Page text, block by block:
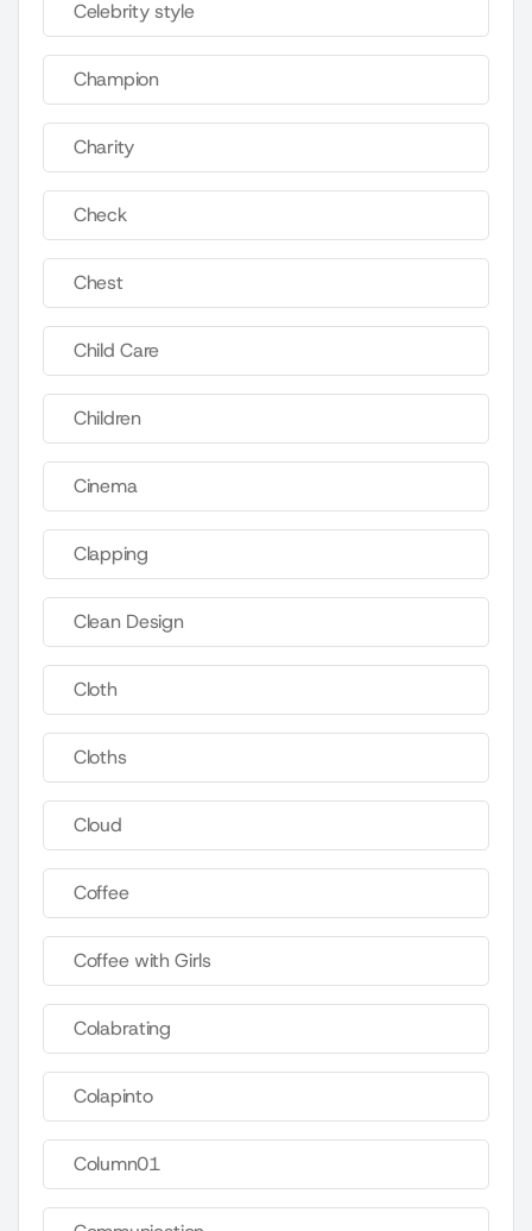
Celebrity style
Champion
Charity
Check
Chest
Child Care
Children
Cinema
Clapping
Clean Design
Cloth
Cloths
Cloud
Coffee
Coffee with Girls
Colabrating
Colapinto
Column01